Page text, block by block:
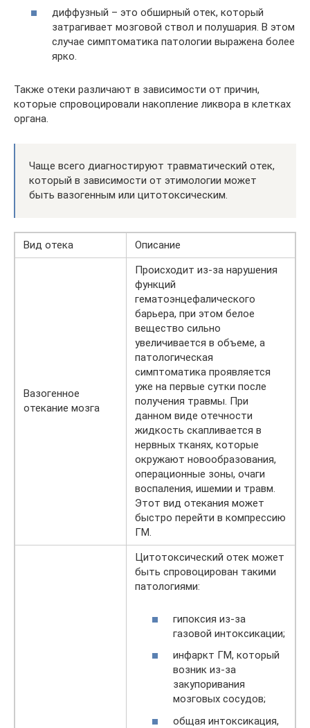
диффузный – это обширный отек, который
затрагивает мозговой ствол и полушария. В этом
случае симптоматика патологии выражена более
ярко.
Также отеки различают в зависимости от причин,
которые спровоцировали накопление ликвора в клетках
органа.
Чаще всего диагностируют травматический отек,
который в зависимости от этимологии может
быть вазогенным или цитотоксическим.
Вид отека Описание
Вазогенное
отекание мозга
Происходит из-за нарушения
функций
гематоэнцефалического
барьера, при этом белое
вещество сильно
увеличивается в объеме, а
патологическая
симптоматика проявляется
уже на первые сутки после
получения травмы. При
данном виде отечности
жидкость скапливается в
нервных тканях, которые
окружают новообразования,
операционные зоны, очаги
воспаления, ишемии и травм.
Этот вид отекания может
быстро перейти в компрессию
ГМ.
Цитотоксический отек может
быть спровоцирован такими
патологиями:
гипоксия из-за
газовой интоксикации;
инфаркт ГМ, который
возник из-за
закупоривания
мозговых сосудов;
общая интоксикация,